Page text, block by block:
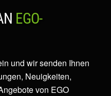
EGO-
und wir senden Ihnen
Neuigkeiten,
von EGO